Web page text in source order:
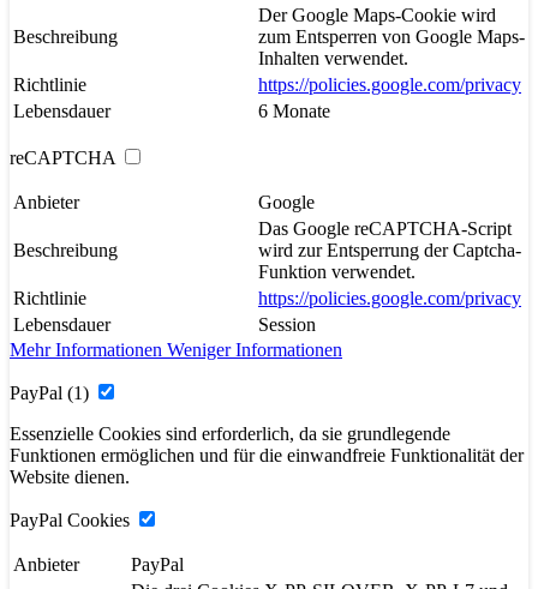
Beschreibung
Der Google Maps-Cookie wird
zum Entsperren von Google Maps-
Inhalten verwendet.
Richtlinie
https://policies.google.com/privacy
Lebensdauer
6 Monate
reCAPTCHA
Anbieter Google
Beschreibung
Das Google reCAPTCHA-Script
wird zur Entsperrung der Captcha-
Funktion verwendet.
Richtlinie
https://policies.google.com/privacy
Lebensdauer
Session
Mehr Informationen Weniger Informationen
PayPal (1)
Essenzielle Cookies sind erforderlich, da sie grundlegende
Funktionen ermöglichen und für die einwandfreie Funktionalität der
Website dienen.
PayPal Cookies
Anbieter PayPal